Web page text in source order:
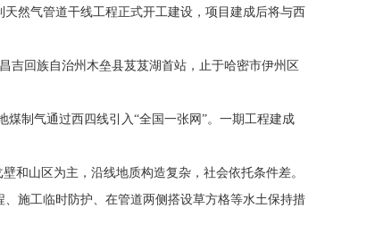
然气管道干线工程正式开工建设，项目建成后将与西
吉回族自治州木垒县芨芨湖首站，止于哈密市伊州区
制气通过西四线引入“全国一张网”。一期工程建成
和山区为主，沿线地质构造复杂，社会依托条件差。
施工临时防护、在管道两侧搭设草方格等水土保持措